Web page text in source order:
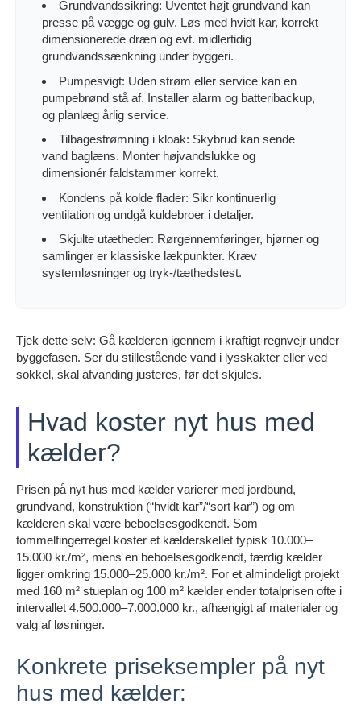
Grundvandssikring: Uventet højt grundvand kan
presse på vægge og gulv. Løs med hvidt kar, korrekt
dimensionerede dræn og evt. midlertidig
grundvandssænkning under byggeri.
Pumpesvigt: Uden strøm eller service kan en
pumpebrønd stå af. Installer alarm og batteribackup,
og planlæg årlig service.
Tilbagestrømning i kloak: Skybrud kan sende
vand baglæns. Monter højvandslukke og
dimensionér faldstammer korrekt.
Kondens på kolde flader: Sikr kontinuerlig
ventilation og undgå kuldebroer i detaljer.
Skjulte utætheder: Rørgennemføringer, hjørner og
samlinger er klassiske lækpunkter. Kræv
systemløsninger og tryk-/tæthedstest.
Tjek dette selv: Gå kælderen igennem i kraftigt regnvejr under
byggefasen. Ser du stillestående vand i lysskakter eller ved
sokkel, skal afvanding justeres, før det skjules.
Hvad koster nyt hus med
kælder?
Prisen på nyt hus med kælder varierer med jordbund,
grundvand, konstruktion (“hvidt kar”/“sort kar”) og om
kælderen skal være beboelsesgodkendt. Som
tommelfingerregel koster et kælderskellet typisk 10.000–
15.000 kr./m², mens en beboelsesgodkendt, færdig kælder
ligger omkring 15.000–25.000 kr./m². For et almindeligt projekt
med 160 m² stueplan og 100 m² kælder ender totalprisen ofte i
intervallet 4.500.000–7.000.000 kr., afhængigt af materialer og
valg af løsninger.
Konkrete priseksempler på nyt
hus med kælder: